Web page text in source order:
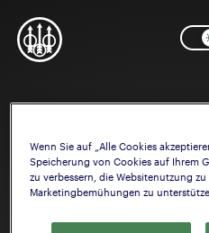
Wenn Sie auf „Alle Cookies
Speicherung von Cookies auf Ihrem
zu verbessern, die Websitenutzung
Marketingbemühungen zu